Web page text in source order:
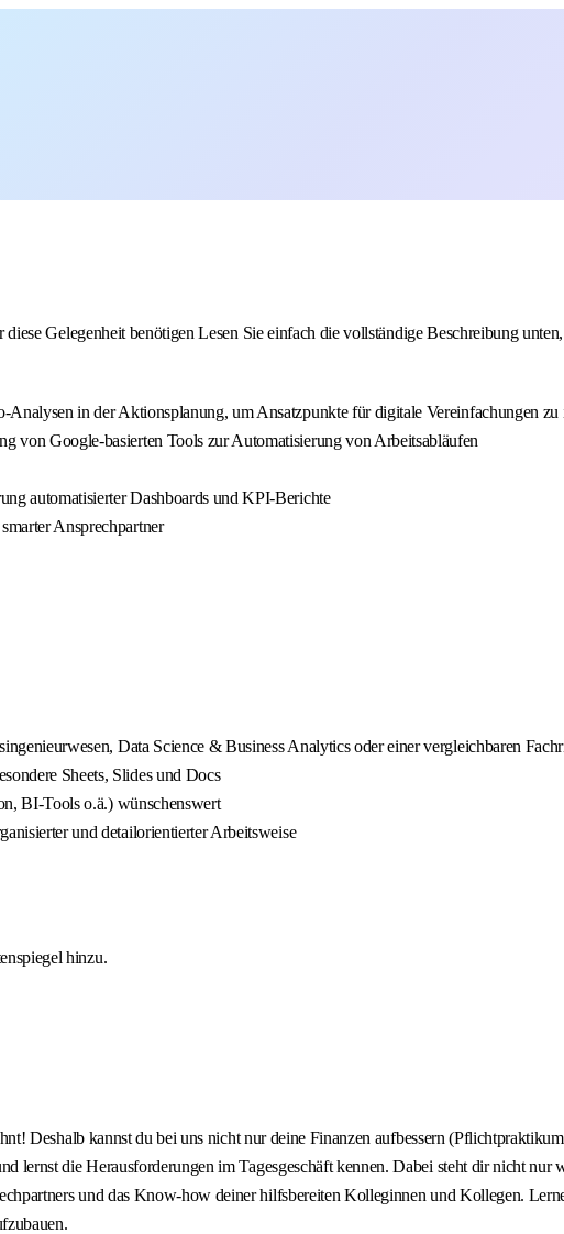
Gelegenheit benötigen Lesen Sie einfach die vollständige Beschreibung
in der Aktionsplanung, um Ansatzpunkte für digitale Vereinfachungen zu
von Google-basierten Tools zur Automatisierung von Arbeitsabläufen
automatisierter Dashboards und KPI-Berichte
Ansprechpartner
Data Science & Business Analytics oder einer vergleichbaren
Sheets, Slides und Docs
BI-Tools o.ä.) wünschenswert
und detailorientierter Arbeitsweise
hinzu.
Deshalb kannst du bei uns nicht nur deine Finanzen aufbessern
lernst die Herausforderungen im Tagesgeschäft kennen. Dabei steht dir nicht
und das Know-how deiner hilfsbereiten Kolleginnen und Kollegen.